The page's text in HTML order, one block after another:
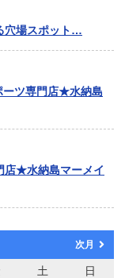
穴場スポット…
ーツ専門店★水納島
店★水納島マーメイ
次月
土
日